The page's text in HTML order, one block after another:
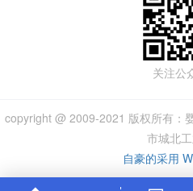
关注公
copyright @ 2009-2021 版权所有：
市城北
自豪的采用